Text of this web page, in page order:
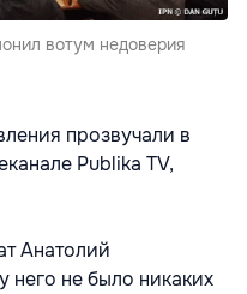
вотум недоверия
прозвучали в
Publika TV,
Анатолий
него не было никаких